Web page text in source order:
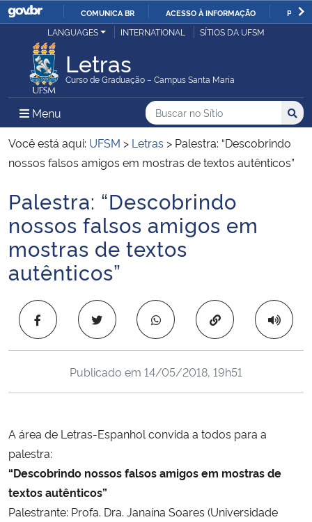
IR
COMUNICA BR ACESSO À INFORMAÇÃO
Ministério da Justiça e Segurança Pública
Ministério da Defesa
Ministério das Relações Exteriores
Ministério da Infraestrutura
Ministério da Agricultura, Pecuária e Abastecimento
Ministério da Cidadania
Ministério de Minas e Energia
Ministério da Ciência, Tecnologia, Inovações e Comunicações
Ministério do Meio Ambiente
Ministério do Turismo
LANGUAGES INTERNATIONAL SÍTIOS DA UFSM
Letras
Curso de Graduação – Campus Santa Maria
Menu Menu Principal do Sítio
Busca
Buscar no no Sítio
Busca:
Você está aqui: UFSM > Letras > Palestra: “Descobrindo
nossos falsos amigos em mostras de textos autênticos”
Início do conteúdo
Palestra: “Descobrindo
nossos falsos amigos em
mostras de textos
autênticos”
Copiar para área
Publicado em 14/05/2018, 19h51
A área de Letras-Espanhol convida a todos para a
palestra:
“Descobrindo nossos falsos amigos em mostras de
textos autênticos”
Palestrante: Profa. Dra. Janaína Soares (Universidade